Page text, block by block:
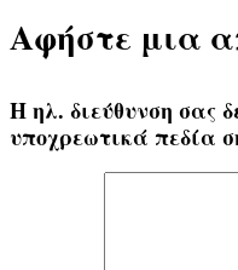
Αφήστε μια
Η ηλ. διεύθυνση σας
υποχρεωτικά πεδία